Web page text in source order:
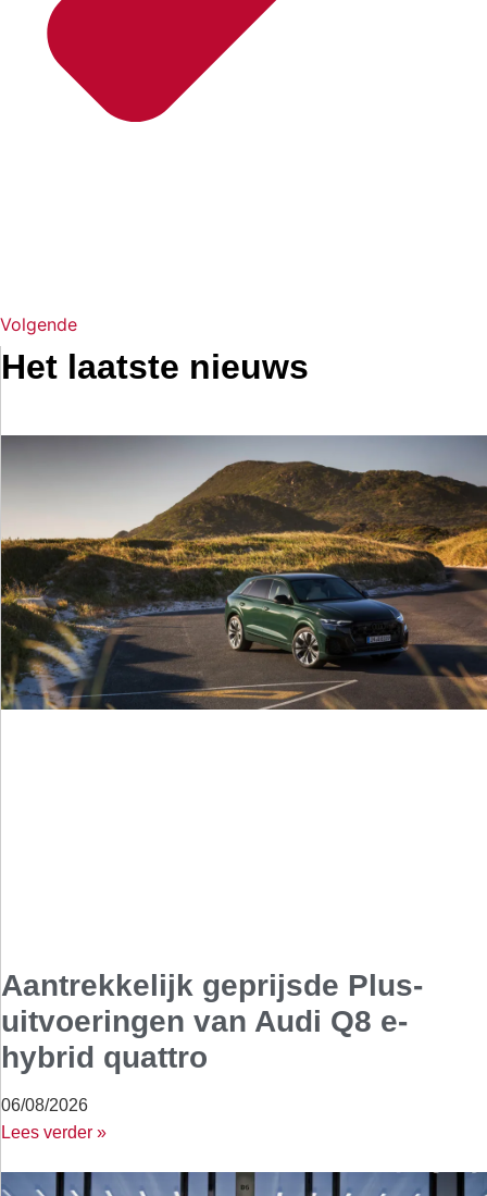
Volgende
Het laatste nieuws
Aantrekkelijk geprijsde Plus-
uitvoeringen van Audi Q8 e-
hybrid quattro
06/08/2026
Lees verder »